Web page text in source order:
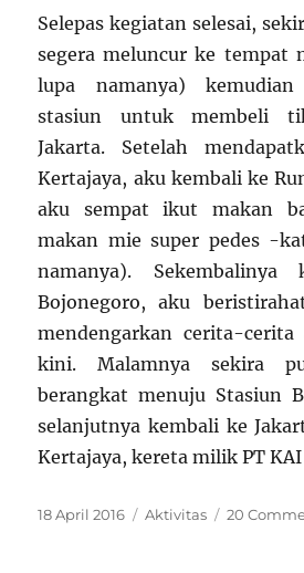
Selepas kegiatan selesai,
segera meluncur ke tempat
lupa namanya)
stasiun untuk membeli
Jakarta. Setelah
Kertajaya, aku kembali ke
aku sempat ikut makan
makan mie super pedes -
namanya).
Bojonegoro, aku
mendengarkan cerita-cerita
kini. Malamnya sekira
berangkat menuju Stasiun
selanjutnya kembali ke
Kertajaya, kereta milik PT
Posted
18 April 2016 Categories
Aktivitas 20